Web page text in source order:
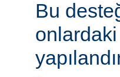
Bu
onlardaki